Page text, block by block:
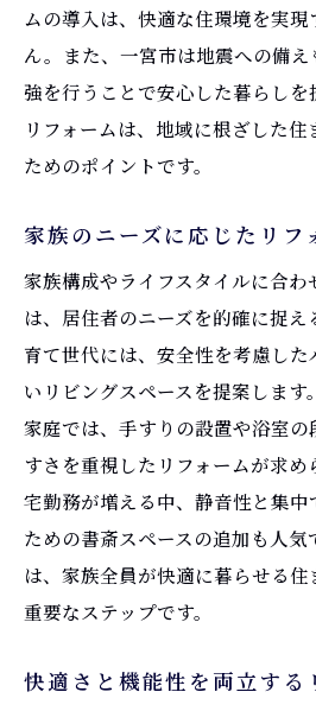
ムの導入は、快適な住環境を実
ん。また、一宮市は地震への備
強を行うことで安心した暮らし
リフォームは、地域に根ざした
ためのポイントです。
家族のニーズに応じたリフ
家族構成やライフスタイルに合わ
は、居住者のニーズを的確に捉
育て世代には、安全性を考慮し
いリビングスペースを提案します
家庭では、手すりの設置や浴室
すさを重視したリフォームが求
宅勤務が増える中、静音性と集中
ための書斎スペースの追加も人気
は、家族全員が快適に暮らせる
重要なステップです。
快適さと機能性を両立する